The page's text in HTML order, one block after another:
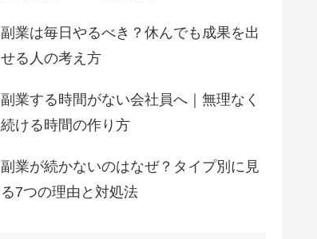
副業は毎日やるべき？休んでも成果を出
せる人の考え方
副業する時間がない会社員へ｜無理なく
続ける時間の作り方
副業が続かないのはなぜ？タイプ別に見
る7つの理由と対処法